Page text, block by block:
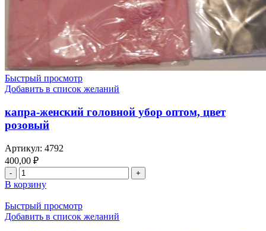
Быстрый просмотр
Добавить в список желаний
капра-женский головной убор оптом, цвет
розовый
Артикул: 4792
400,00 ₽
В корзину
Быстрый просмотр
Добавить в список желаний